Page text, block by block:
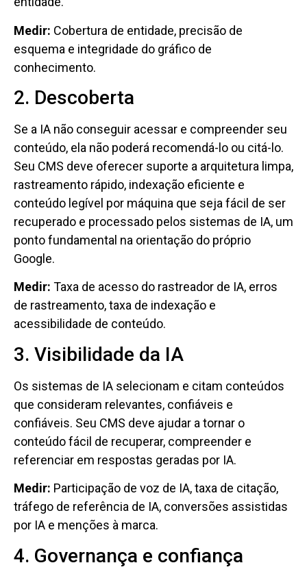
Medir: Cobertura de entidade, precisão de
esquema e integridade do gráfico de
conhecimento.
2. Descoberta
Se a IA não conseguir acessar e compreender seu
conteúdo, ela não poderá recomendá-lo ou citá-lo.
Seu CMS deve oferecer suporte a arquitetura limpa,
rastreamento rápido, indexação eficiente e
conteúdo legível por máquina que seja fácil de ser
recuperado e processado pelos sistemas de IA, um
ponto fundamental na orientação do próprio
Google.
Medir: Taxa de acesso do rastreador de IA, erros
de rastreamento, taxa de indexação e
acessibilidade de conteúdo.
3. Visibilidade da IA
Os sistemas de IA selecionam e citam conteúdos
que consideram relevantes, confiáveis ​​e
confiáveis. Seu CMS deve ajudar a tornar o
conteúdo fácil de recuperar, compreender e
referenciar em respostas geradas por IA.
Medir: Participação de voz de IA, taxa de citação,
tráfego de referência de IA, conversões assistidas
por IA e menções à marca.
4. Governança e confiança